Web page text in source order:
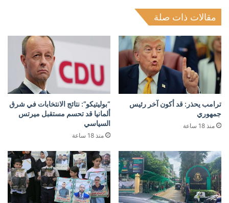
مقالات ذات صلة
ترامب يحذر: قد أكون آخر رئيس
جمهوري
منذ 18 ساعة
“بوليتيكو”: نتائج الانتخابات في شرق
ألمانيا قد تحسم مستقبل ميرتس
السياسي
منذ 18 ساعة